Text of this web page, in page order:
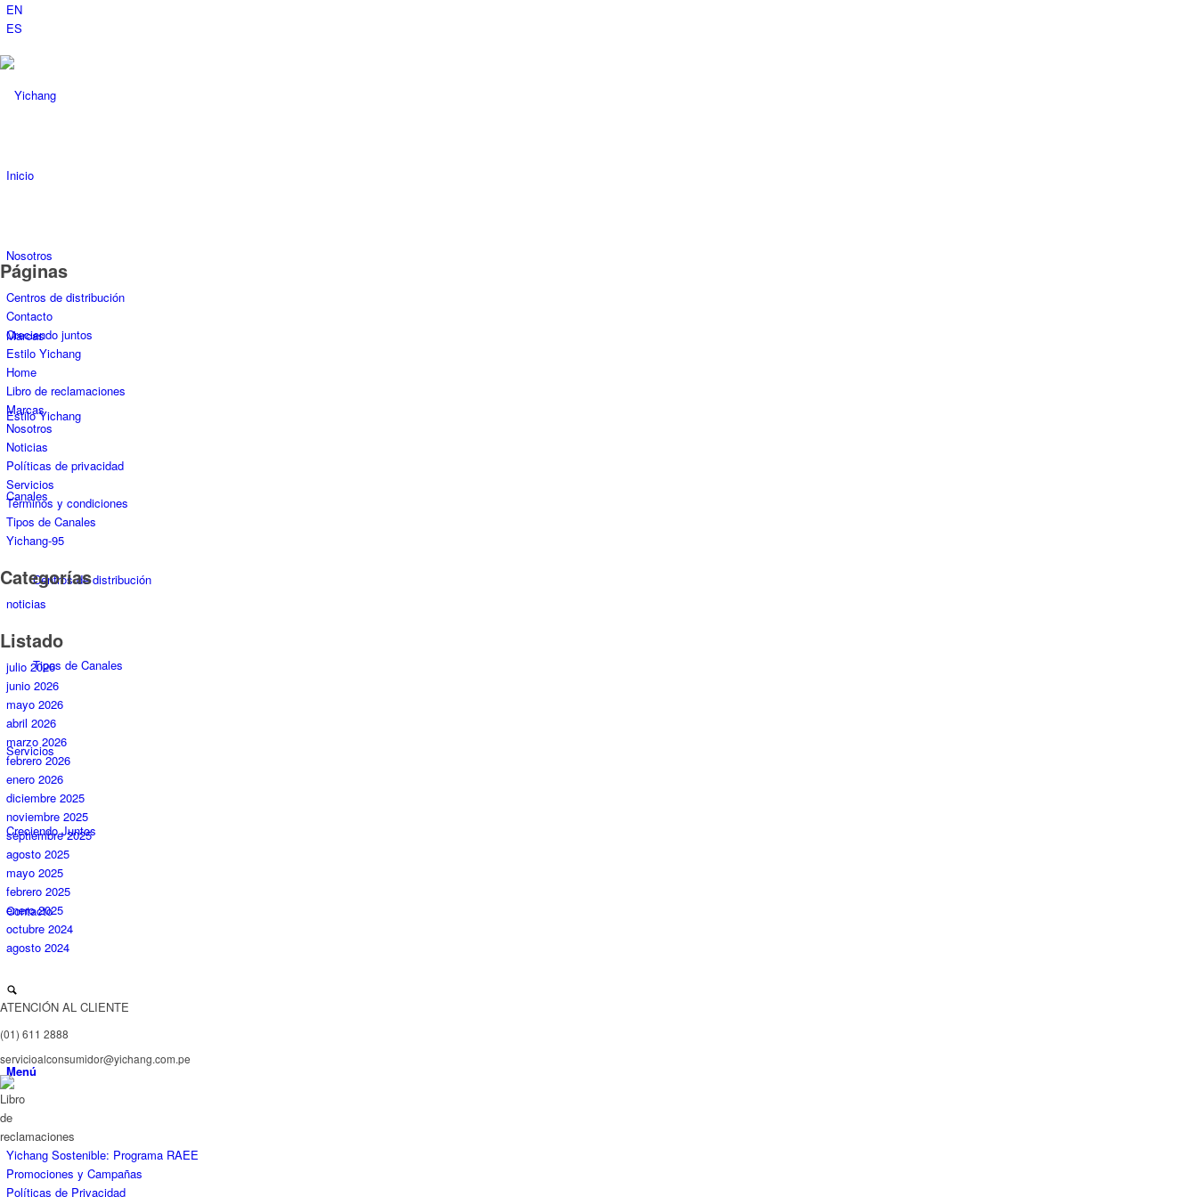
EN
ES
Inicio
Nosotros
Marcas
Estilo Yichang
Canales
Centros de distribución
Tipos de Canales
Servicios
Creciendo Juntos
Contacto
Menú
Páginas
Centros de distribución
Contacto
Creciendo juntos
Estilo Yichang
Home
Libro de reclamaciones
Marcas
Nosotros
Noticias
Políticas de privacidad
Servicios
Términos y condiciones
Tipos de Canales
Yichang-95
Categorías
noticias
Listado
julio 2026
junio 2026
mayo 2026
abril 2026
marzo 2026
febrero 2026
enero 2026
diciembre 2025
noviembre 2025
septiembre 2025
agosto 2025
mayo 2025
febrero 2025
enero 2025
octubre 2024
agosto 2024
ATENCIÓN AL CLIENTE
(01) 611 2888
servicioalconsumidor@yichang.com.pe
Yichang Sostenible: Programa RAEE
Promociones y Campañas
Políticas de Privacidad